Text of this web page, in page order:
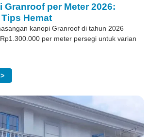
Granroof per Meter 2026:
Hemat
kanopi Granroof di tahun 2026
per meter persegi untuk varian